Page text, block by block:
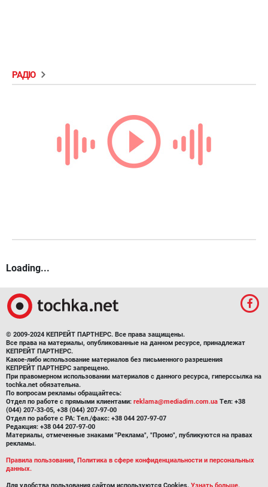
РАДІО
Loading...
© 2009-2024 КЕПРЕЙТ ПАРТНЕРС. Все права защищены.
Все права на материалы, опубликованные на данном ресурсе, принадлежат
КЕПРЕЙТ ПАРТНЕРС.
Какое-либо использование материалов без письменного разрешения
КЕПРЕЙТ ПАРТНЕРС запрещено.
При правомерном использовании материалов с данного ресурса, гиперссылка на
tochka.net обязательна.
По вопросам рекламы обращайтесь:
Отдел по работе с прямыми клиентами: reklama@mediadim.com.ua Тел: +38
(044) 207-33-05, +38 (044) 207-97-00
Отдел по работе с РА: Тел./факс: +38 044 207-97-07
Редакция: +38 044 207-97-00
Материалы, отмеченные знаками "Реклама", "Промо", публикуются на правах
рекламы.
Правила пользования, Политика в сфере конфиденциальности и персональных
данных.
Для удобства пользования сайтом используются Cookies. Узнать больше.